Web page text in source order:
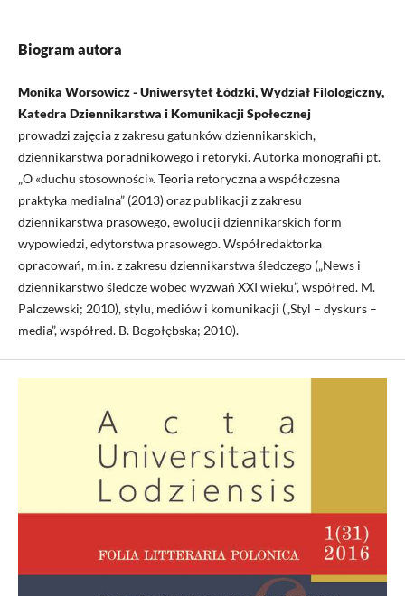
Biogram autora
Monika Worsowicz - Uniwersytet Łódzki, Wydział Filologiczny,
Katedra Dziennikarstwa i Komunikacji Społecznej
prowadzi zajęcia z zakresu gatunków dziennikarskich,
dziennikarstwa poradnikowego i retoryki. Autorka monografii pt.
„O «duchu stosowności». Teoria retoryczna a współczesna
praktyka medialna” (2013) oraz publikacji z zakresu
dziennikarstwa prasowego, ewolucji dziennikarskich form
wypowiedzi, edytorstwa prasowego. Współredaktorka
opracowań, m.in. z zakresu dziennikarstwa śledczego („News i
dziennikarstwo śledcze wobec wyzwań XXI wieku”, współred. M.
Palczewski; 2010), stylu, mediów i komunikacji („Styl – dyskurs –
media”, współred. B. Bogołębska; 2010).